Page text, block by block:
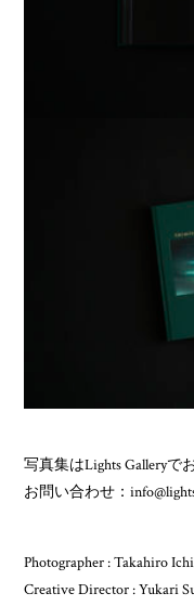
写真集はLights Galleryで
お問い合わせ：
Photographer : Takahiro
Creative Director : Yukari